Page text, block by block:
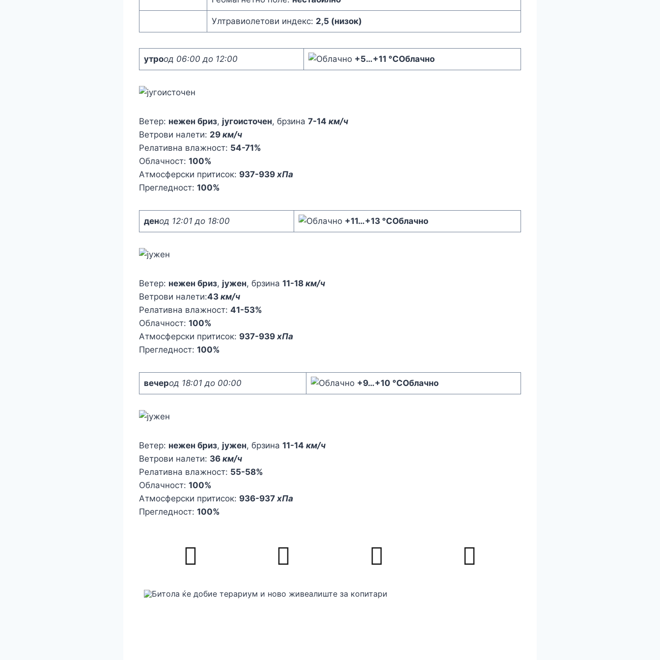
Ултравиолетови индекс: 2,5 (низок)
утроод 06:00 до 12:00 +5…+11 °CОблачно
Ветер: нежен бриз, југоисточен, брзина 7-14 км/ч
Ветрови налети: 29 км/ч
Релативна влажност: 54-71%
Облачност: 100%
Атмосферски притисок: 937-939 хПа
Прегледност: 100%
денод 12:01 до 18:00 +11…+13 °CОблачно
Ветер: нежен бриз, јужен, брзина 11-18 км/ч
Ветрови налети:43 км/ч
Релативна влажност: 41-53%
Облачност: 100%
Атмосферски притисок: 937-939 хПа
Прегледност: 100%
вечерод 18:01 до 00:00 +9…+10 °CОблачно
Ветер: нежен бриз, јужен, брзина 11-14 км/ч
Ветрови налети: 36 км/ч
Релативна влажност: 55-58%
Облачност: 100%
Атмосферски притисок: 936-937 хПа
Прегледност: 100%